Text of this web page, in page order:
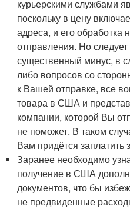
курьерскими службами
поскольку в цену
адреса, и его обработка
отправления. Но следует
существенный минус, в
либо вопросов со
к Вашей отправке, все
товара в США и
компании, которой Вы
не поможет. В таком
Вам придётся заплатить
Заранее необходимо
получение в США
документов, что бы
не предвиденные